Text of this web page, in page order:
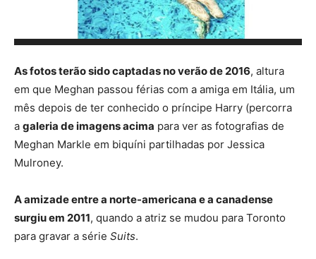
As fotos terão sido captadas no verão de 2016, altura
em que Meghan passou férias com a amiga em Itália, um
mês depois de ter conhecido o príncipe Harry (percorra
a galeria de imagens acima para ver as fotografias de
Meghan Markle em biquíni partilhadas por Jessica
Mulroney.
A amizade entre a norte-americana e a canadense
surgiu em 2011, quando a atriz se mudou para Toronto
para gravar a série Suits.